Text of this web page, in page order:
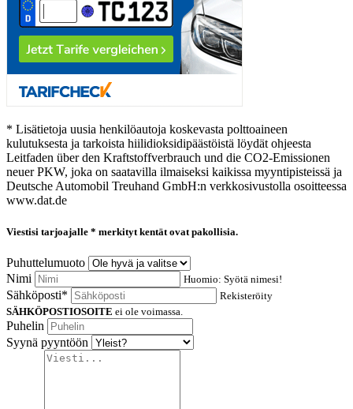
* Lisätietoja uusia henkilöautoja koskevasta polttoaineen
kulutuksesta ja tarkoista hiilidioksidipäästöistä löydät ohjeesta
Leitfaden über den Kraftstoffverbrauch und die CO2-Emissionen
neuer PKW, joka on saatavilla ilmaiseksi kaikissa myyntipisteissä ja
Deutsche Automobil Treuhand GmbH:n verkkosivustolla osoitteessa
www.dat.de
Viestisi tarjoajalle * merkityt kentät ovat pakollisia.
Puhuttelumuoto
Nimi
Huomio: Syötä nimesi!
Sähköposti*
Rekisteröity
SÄHKÖPOSTIOSOITE ei ole voimassa.
Puhelin
Syynä pyyntöön